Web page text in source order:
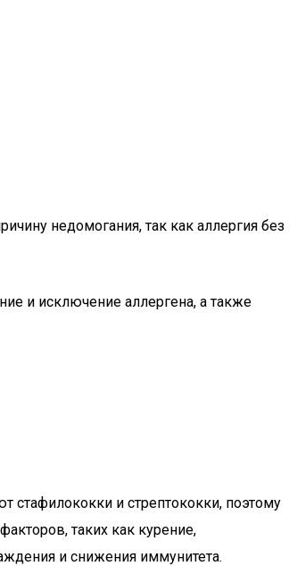
недомогания, так как аллергия без
и исключение аллергена, а также
стафилококки и стрептококки, поэтому
таких как курение,
и снижения иммунитета.